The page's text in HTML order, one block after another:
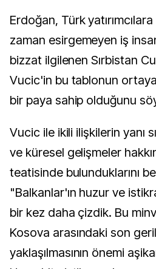
Erdoğan, Türk
zaman esirgemeyen iş
bizzat ilgilenen Sırbistan
Vucic'in bu tablonun ortaya
bir paya sahip olduğunu
Vucic ile ikili ilişkilerin yanı
ve küresel gelişmeler
teatisinde bulunduklarını
"Balkanlar'ın huzur ve
bir kez daha çizdik. Bu
Kosova arasındaki son
yaklaşılmasının önemi